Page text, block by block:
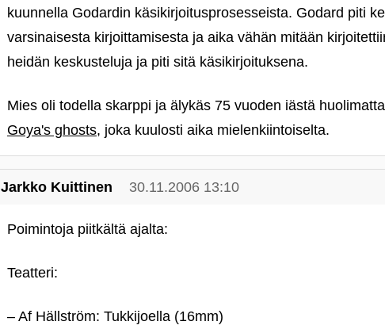
kuunnella Godardin käsikirjoitusprosesseista. Godard piti
varsinaisesta kirjoittamisesta ja aika vähän mitään
heidän keskusteluja ja piti sitä käsikirjoituksena.
Mies oli todella skarppi ja älykäs 75 vuoden iästä
Goya's ghosts, joka kuulosti aika mielenkiintoiselta.
Jarkko Kuittinen 30.11.2006 13:10
Poimintoja piitkältä ajalta:
Teatteri:
– Af Hällström: Tukkijoella (16mm)